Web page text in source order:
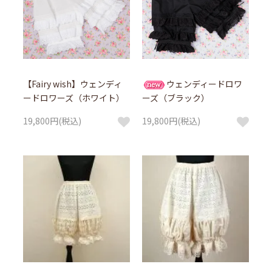
【Fairy wish】ウェンディ
ードロワーズ（ホワイト）
19,800円(税込)
ウェンディードロワ
ーズ（ブラック）
19,800円(税込)